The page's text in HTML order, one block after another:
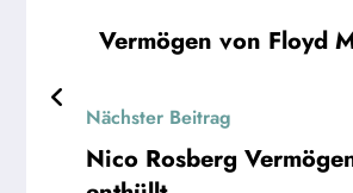
Vermögen von Floyd
Nächster Beitrag
Nico Rosberg